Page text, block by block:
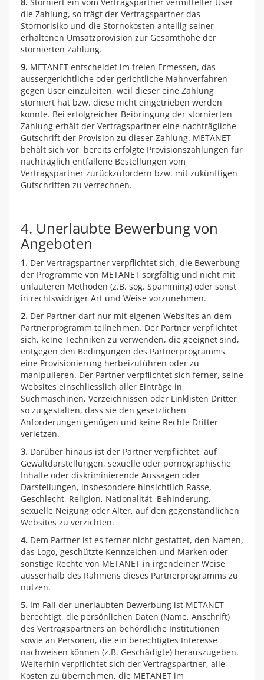
die Zahlung, so trägt der Vertragspartner das
Stornorisiko und die Stornokosten anteilig seiner
erhaltenen Umsatzprovision zur Gesamthöhe der
stornierten Zahlung.
9. METANET entscheidet im freien Ermessen, das
aussergerichtliche oder gerichtliche Mahnverfahren
gegen User einzuleiten, weil dieser eine Zahlung
storniert hat bzw. diese nicht eingetrieben werden
konnte. Bei erfolgreicher Beibringung der stornierten
Zahlung erhält der Vertragspartner eine nachträgliche
Gutschrift der Provision zu dieser Zahlung. METANET
behält sich vor, bereits erfolgte Provisionszahlungen für
nachträglich entfallene Bestellungen vom
Vertragspartner zurückzufordern bzw. mit zukünftigen
Gutschriften zu verrechnen.
4. Unerlaubte Bewerbung von
Angeboten
1. Der Vertragspartner verpflichtet sich, die Bewerbung
der Programme von METANET sorgfältig und nicht mit
unlauteren Methoden (z.B. sog. Spamming) oder sonst
in rechtswidriger Art und Weise vorzunehmen.
2. Der Partner darf nur mit eigenen Websites an dem
Partnerprogramm teilnehmen. Der Partner verpflichtet
sich, keine Techniken zu verwenden, die geeignet sind,
entgegen den Bedingungen des Partnerprogramms
eine Provisionierung herbeizuführen oder zu
manipulieren. Der Partner verpflichtet sich ferner, seine
Websites einschliesslich aller Einträge in
Suchmaschinen, Verzeichnissen oder Linklisten Dritter
so zu gestalten, dass sie den gesetzlichen
Anforderungen genügen und keine Rechte Dritter
verletzen.
3. Darüber hinaus ist der Partner verpflichtet, auf
Gewaltdarstellungen, sexuelle oder pornographische
Inhalte oder diskriminierende Aussagen oder
Darstellungen, insbesondere hinsichtlich Rasse,
Geschlecht, Religion, Nationalität, Behinderung,
sexuelle Neigung oder Alter, auf den gegenständlichen
Websites zu verzichten.
4. Dem Partner ist es ferner nicht gestattet, den Namen,
das Logo, geschützte Kennzeichen und Marken oder
sonstige Rechte von METANET in irgendeiner Weise
ausserhalb des Rahmens dieses Partnerprogramms zu
nutzen.
5. Im Fall der unerlaubten Bewerbung ist METANET
berechtigt, die persönlichen Daten (Name, Anschrift)
des Vertragspartners an behördliche Institutionen
sowie an Personen, die ein berechtigtes Interesse
nachweisen können (z.B. Geschädigte) herauszugeben.
Weiterhin verpflichtet sich der Vertragspartner, alle
Kosten zu übernehmen, die METANET im